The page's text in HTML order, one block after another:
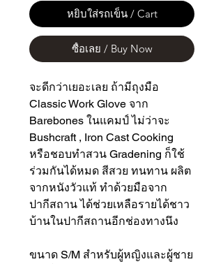
หยิบใส่รถเข็น / Cart
ซื้อเลย / Buy Now
จะดีกว่าเยอะเลย ถ้ามีถุงมือ
Classic Work Glove จาก
Barebones ในแคมป์ ไม่ว่าจะ
Bushcraft , Iron Cast Cooking
หรือชอบทำสวน Gradening ก็ใช้
ร่วมกันได้หมด สีสวย ทนทาน ผลิต
จากหนังวัวแท้ ทำด้วยมือจาก
ปากีสถาน ได้ช่วยเหลือรายได้ชาว
บ้านในปากีสถานอีกช่องทางนึง
ขนาด S/M สำหรับผู้หญิงและผู้ชาย